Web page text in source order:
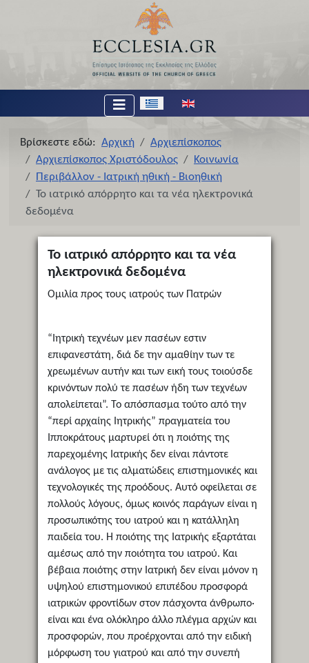
Επιλέξτε τη γλώσσα σας
Βρίσκεστε εδώ: Αρχική
Αρχιεπίσκοπος
Αρχιεπίσκοπος Χριστόδουλος
Κοινωνία
Περιβάλλον - Ιατρική ηθική - Βιοηθική
Το ιατρικό απόρρητο και τα νέα ηλεκτρονικά
δεδομένα
Το ιατρικό απόρρητο και τα νέα
ηλεκτρονικά δεδομένα
Ομιλία προς τους ιατρούς των Πατρών
“Ιητρική τεχνέων μεν πασέων εστιν
επιφανεστάτη, διά δε την αμαθίην των τε
χρεωμένων αυτήν και των εική τους τοιούσδε
κρινόντων πολύ τε πασέων ήδη των τεχνέων
απολείπεται”. Το απόσπασμα τούτο από την
“περί αρχαίης Ιητρικής” πραγματεία του
Ιπποκράτους μαρτυρεί ότι η ποιότης της
παρεχομένης Ιατρικής δεν είναι πάντοτε
ανάλογος με τις αλματώδεις επιστημονικές και
τεχνολογικές της προόδους. Αυτό οφείλεται σε
πολλούς λόγους, όμως κοινός παράγων είναι η
προσωπικότης του ιατρού και η κατάλληλη
παιδεία του. Η ποιότης της Ιατρικής εξαρτάται
αμέσως από την ποιότητα του ιατρού. Και
βέβαια ποιότης στην Ιατρική δεν είναι μόνον η
υψηλού επιστημονικού επιπέδου προσφορά
ιατρικών φροντίδων στον πάσχοντα άνθρωπο·
είναι και ένα ολόκληρο άλλο πλέγμα αρχών και
προσφορών, που προέρχονται από την ειδική
μόρφωση του γιατρού και από την συνεπή